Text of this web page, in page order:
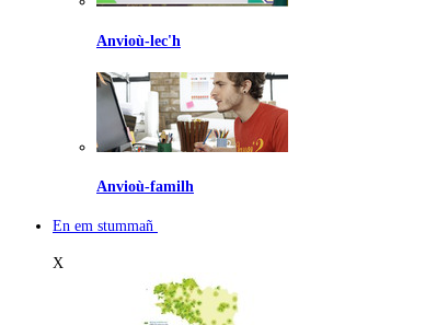
Anvioù-lec'h
Anvioù-familh
En em stummañ
X